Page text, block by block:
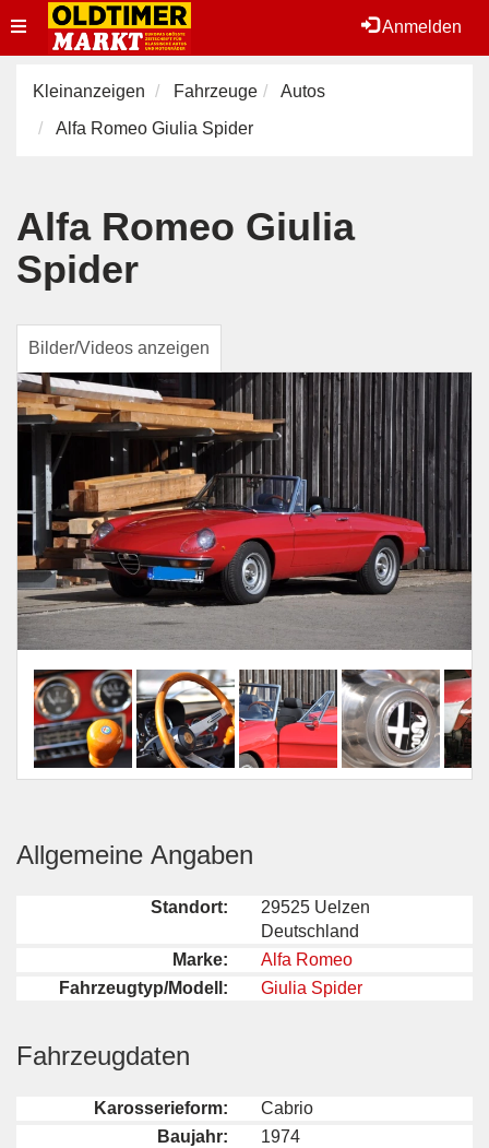
Anmelden
Toggle
navigation
Kleinanzeigen Fahrzeuge
Autos
Alfa Romeo Giulia Spider
Alfa Romeo Giulia
Spider
Bilder/Videos anzeigen
Allgemeine Angaben
Standort:
29525 Uelzen
Deutschland
Marke:
Alfa Romeo
Fahrzeugtyp/Modell:
Giulia Spider
Fahrzeugdaten
Karosserieform:
Cabrio
Baujahr:
1974